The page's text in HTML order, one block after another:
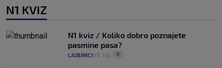
N1 KVIZ
N1 kviz / Koliko dobro poznajete
pasmine pasa?
LJUBIMCI 13. lip. 0